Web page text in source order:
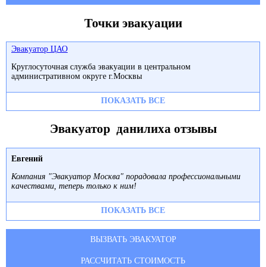
Точки эвакуации
Эвакуатор ЦАО
Круглосуточная служба эвакуации в центральном
административном округе г.Москвы
ПОКАЗАТЬ ВСЕ
Эвакуатор данилиха отзывы
Евгений
Компания "Эвакуатор Москва" порадовала профессиональными
качествами, теперь только к ним!
ПОКАЗАТЬ ВСЕ
ВЫЗВАТЬ ЭВАКУАТОР
РАССЧИТАТЬ СТОИМОСТЬ